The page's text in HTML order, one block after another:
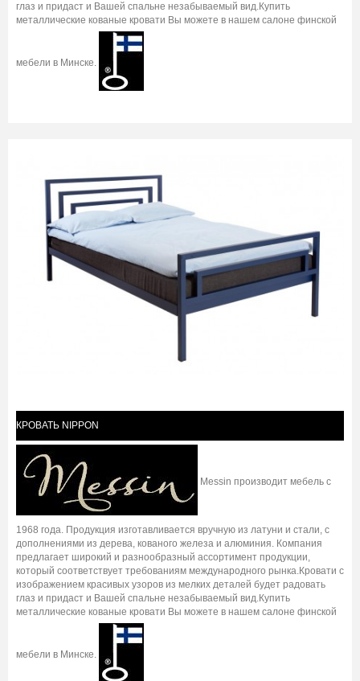
глаз и придаст и Вашей спальне незабываемый вид.Купить
металлические кованые кровати Вы можете в нашем салоне финской
мебели в Минске.
КРОВАТЬ NIPPON
Messin производит мебель с
1968 года. Продукция изготавливается вручную из латуни и стали, с
дополнениями из дерева, кованого железа и алюминия. Компания
предлагает широкий и разнообразный ассортимент продукции,
который соответствует требованиям международного рынка.Кровати с
изображением красивых узоров из мелких деталей будет радовать
глаз и придаст и Вашей спальне незабываемый вид.Купить
металлические кованые кровати Вы можете в нашем салоне финской
мебели в Минске.